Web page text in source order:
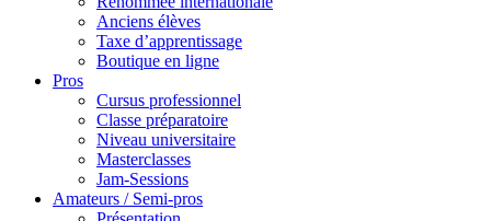
Anciens élèves
Taxe d’apprentissage
Boutique en ligne
Pros
Cursus professionnel
Classe préparatoire
Niveau universitaire
Masterclasses
Jam-Sessions
Amateurs / Semi-pros